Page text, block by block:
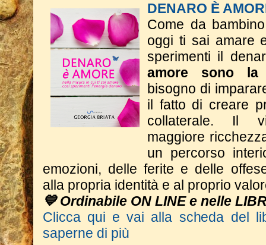
DENARO È
Come da
oggi ti sai amare
sperimenti il
amore sono la
bisogno di
il fatto di creare
collaterale. Il
maggiore
un percorso
emozioni, delle ferite e delle
alla propria identità e al proprio
💙 Ordinabile ON LINE e nelle
Clicca qui e vai alla scheda del
saperne di più